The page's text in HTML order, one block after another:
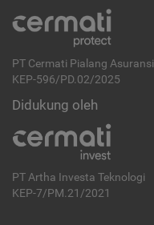
PT Cermati Pialang Asuransi
KEP-596/PD.02/2025
Didukung oleh
PT Artha Investa Teknologi
KEP-7/PM.21/2021